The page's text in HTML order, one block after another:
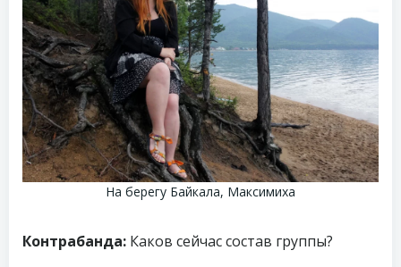
На берегу Байкала, Максимиха
Контрабанда: Каков сейчас состав группы?